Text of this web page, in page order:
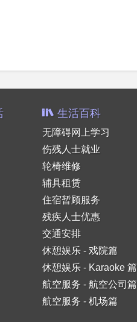
生活百科
无障碍网上学习
伤残人士就业
轮椅维修
辅具租赁
住宿暂顾服务
残疾人士优惠
交通安排
休憩娱乐 - 戏院篇
休憩娱乐 - Karaoke 篇
航空服务 - 航空公司篇
航空服务 - 机场篇